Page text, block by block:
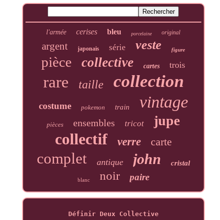
l'armée cerises bleu porcelaine original
argent japonais série veste figure
pièce collective cartes trois
rare taille collection
costume pokemon train vintage
pièces ensembles tricot jupe
collectif verre carte
complet antique john cristal
blanc noir paire
Définir Deux Collective